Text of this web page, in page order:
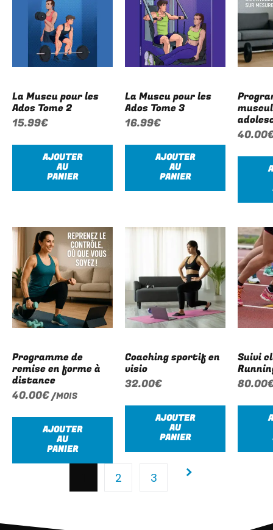
La Muscu pour les
Ados Tome 2
15.99€
AJOUTER
AU
PANIER
La Muscu pour les
Ados Tome 3
16.99€
AJOUTER
AU
PANIER
40.00
Programme de
remise en forme à
distance
40.00€/MOIS
AJOUTER
AU
PANIER
Coaching sportif en
visio
32.00€
AJOUTER
AU
PANIER
Suivi
80.00
2 3